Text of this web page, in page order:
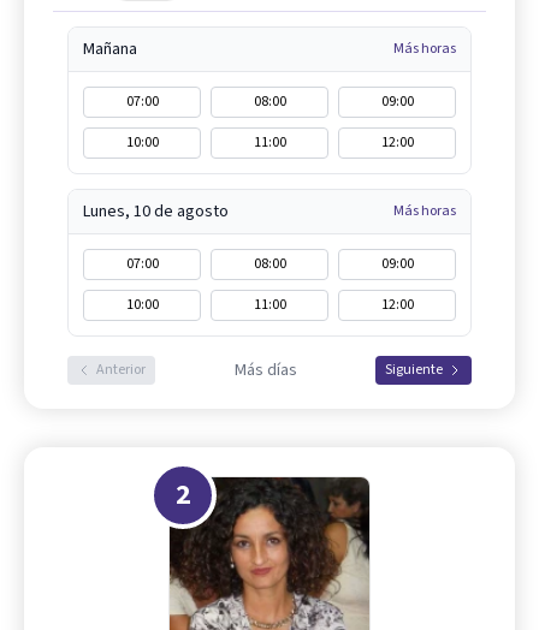
Mañana Más horas
07:00 08:00
09:00
10:00
11:00 12:00
Lunes, 10 de agosto Más horas
07:00 08:00
09:00
10:00
11:00 12:00
Anterior Más días Siguiente
2